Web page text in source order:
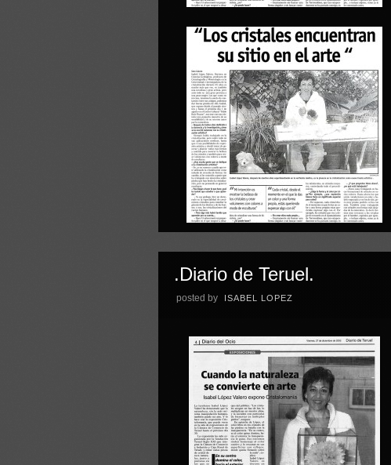
.Diario de Teruel.
posted by ISABEL LOPEZ